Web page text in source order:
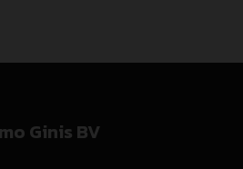
Ginis BV